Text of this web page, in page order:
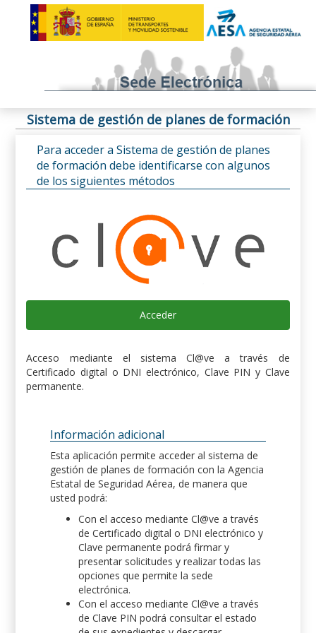
Sistema de gestión de planes de formación
Para acceder a Sistema de gestión de planes
de formación debe identificarse con algunos
de los siguientes métodos
Acceder
Acceso mediante el sistema Cl@ve a través de
Certificado digital o DNI electrónico, Clave PIN y Clave
permanente.
Información adicional
Esta aplicación permite acceder al sistema de
gestión de planes de formación con la Agencia
Estatal de Seguridad Aérea, de manera que
usted podrá:
Con el acceso mediante Cl@ve a través
de Certificado digital o DNI electrónico y
Clave permanente podrá firmar y
presentar solicitudes y realizar todas las
opciones que permite la sede
electrónica.
Con el acceso mediante Cl@ve a través
de Clave PIN podrá consultar el estado